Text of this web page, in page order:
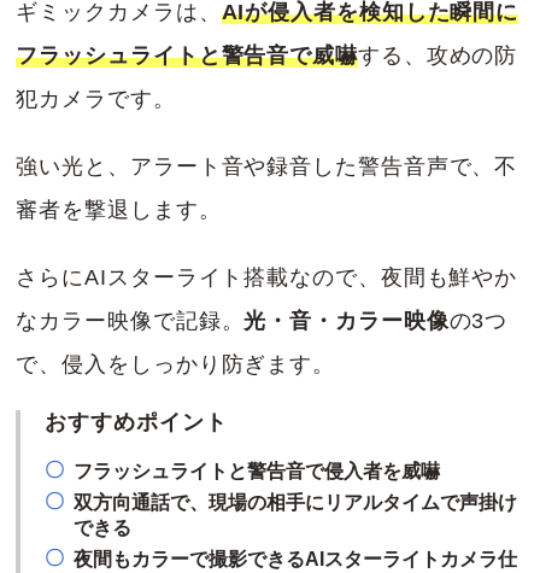
ギミックカメラは、 AIが侵入者を検知した瞬間に
フラッシュライトと警告音で威嚇する、攻めの防
犯カメラです。
強い光と、アラート音や録音した警告音声で、不
審者を撃退します。
さらにAIスターライト搭載なので、夜間も鮮やか
なカラー映像で記録。光・音・カラー映像の3つ
で、侵入をしっかり防ぎます。
おすすめポイント
フラッシュライトと警告音で侵入者を威嚇
双方向通話で、現場の相手にリアルタイムで声掛け
できる
夜間もカラーで撮影できるAIスターライトカメラ仕